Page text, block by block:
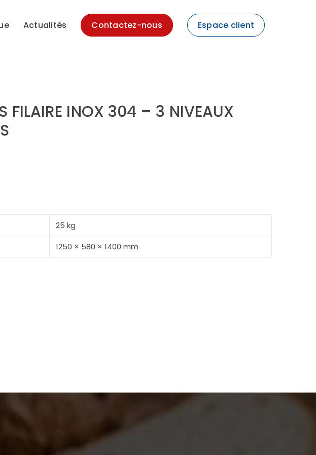
Actualités Contactez-nous Espace client
FILAIRE INOX 304 – 3 NIVEAUX
25 kg
1250 × 580 × 1400 mm